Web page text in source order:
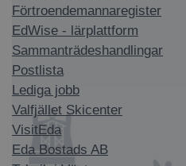
Förtroendemannaregister
EdWise - lärplattform
Sammanträdeshandlingar
Postlista
Lediga jobb
Valfjället Skicenter
VisitEda
Eda Bostads AB